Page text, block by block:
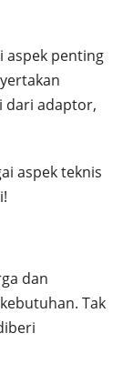
aspek penting
dari adaptor,
aspek teknis
dan
Tak